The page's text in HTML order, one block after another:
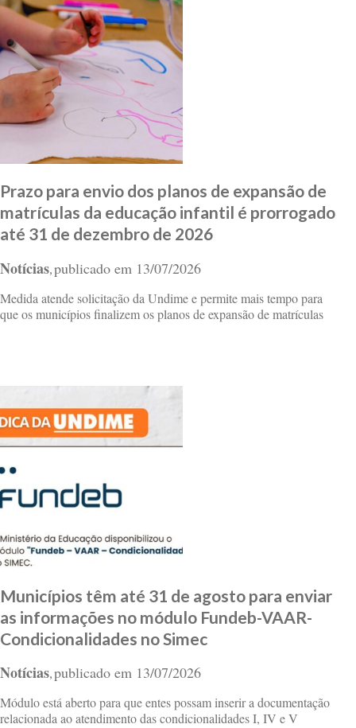
Prazo para envio dos planos de expansão de
matrículas da educação infantil é prorrogado
até 31 de dezembro de 2026
Notícias,publicado em 13/07/2026
Medida atende solicitação da Undime e permite mais tempo para
que os municípios finalizem os planos de expansão de matrículas
Municípios têm até 31 de agosto para enviar
as informações no módulo Fundeb-VAAR-
Condicionalidades no Simec
Notícias,publicado em 13/07/2026
Módulo está aberto para que entes possam inserir a documentação
relacionada ao atendimento das condicionalidades I, IV e V